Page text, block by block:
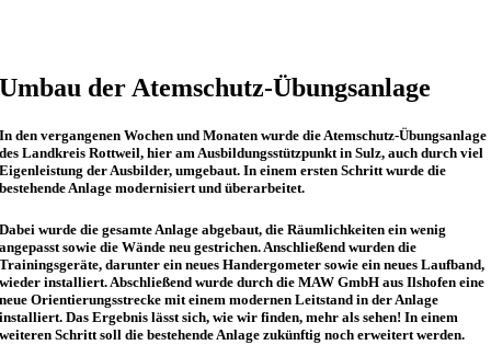
Umbau der Atemschutz-Übungsanlage
In den vergangenen Wochen und Monaten wurde die Atemschutz-Übungsanlage
des Landkreis Rottweil, hier am Ausbildungsstützpunkt in Sulz, auch durch viel
Eigenleistung der Ausbilder, umgebaut. In einem ersten Schritt wurde die
bestehende Anlage modernisiert und überarbeitet.
Dabei wurde die gesamte Anlage abgebaut, die Räumlichkeiten ein wenig
angepasst sowie die Wände neu gestrichen. Anschließend wurden die
Trainingsgeräte, darunter ein neues Handergometer sowie ein neues Laufband,
wieder installiert. Abschließend wurde durch die MAW GmbH aus Ilshofen eine
neue Orientierungsstrecke mit einem modernen Leitstand in der Anlage
installiert. Das Ergebnis lässt sich, wie wir finden, mehr als sehen! In einem
weiteren Schritt soll die bestehende Anlage zukünftig noch erweitert werden.